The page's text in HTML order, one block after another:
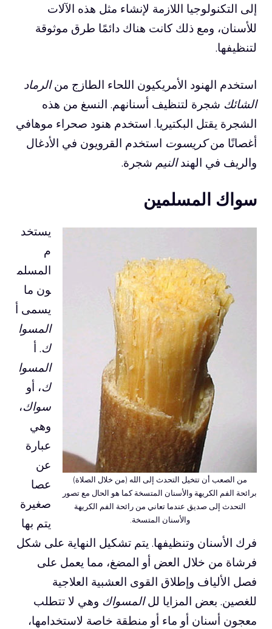
إلى التكنولوجيا اللازمة لإنشاء مثل هذه الآلات
للأسنان، ومع ذلك كانت هناك دائمًا طرق موثوقة
لتنظيفها.
استخدم الهنود الأمريكيون اللحاء الطازج منالرماد
الشائك شجرة لتنظيف أسنانهم. النسغ من هذه
الشجرة يقتل البكتيريا. استخدم هنود صحراء موهافي
أغصانًا منكريسوت استخدم القرويون في الأدغال
والريف في الهندالنيم شجرة.
سواك المسلمين
من الصعب أن تتخيل التحدث إلى الله (من خلال الصلاة)
برائحة الفم الكريهة والأسنان المتسخة كما هو الحال مع تصور
التحدث إلى صديق عندما تعاني من رائحة الفم الكريهة
والأسنان المتسخة.
يستخد
م
المسلم
ون ما
يسمى أ
المسوا
ك. أ
المسوا
ك، أو
سواك،
وهي
عبارة
عن
عصا
صغيرة
يتم بها
فرك الأسنان وتنظيفها. يتم تشكيل النهاية على شكل
فرشاة من خلال العض أو المضغ، مما يعمل على
فصل الألياف وإطلاق القوى العشبية العلاجية
للغصين. بعض المزايا للالمسواك وهي لا تتطلب
معجون أسنان أو ماء أو منطقة خاصة لاستخدامها،